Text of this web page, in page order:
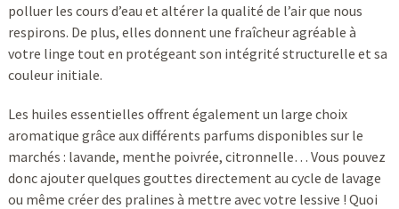
polluer les cours d’eau et altérer la qualité de l’air que nous
respirons. De plus, elles donnent une fraîcheur agréable à
votre linge tout en protégeant son intégrité structurelle et sa
couleur initiale.
Les huiles essentielles offrent également un large choix
aromatique grâce aux différents parfums disponibles sur le
marchés : lavande, menthe poivrée, citronnelle… Vous pouvez
donc ajouter quelques gouttes directement au cycle de lavage
ou même créer des pralines à mettre avec votre lessive ! Quoi